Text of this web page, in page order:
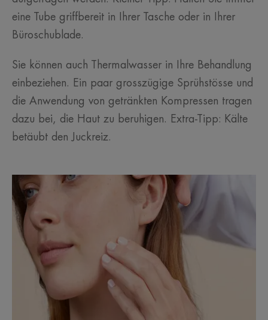
eine Tube griffbereit in Ihrer Tasche oder in Ihrer
Büroschublade.
Sie können auch Thermalwasser in Ihre Behandlung
einbeziehen. Ein paar grosszügige Sprühstösse und
die Anwendung von getränkten Kompressen tragen
dazu bei, die Haut zu beruhigen. Extra-Tipp: Kälte
betäubt den Juckreiz.